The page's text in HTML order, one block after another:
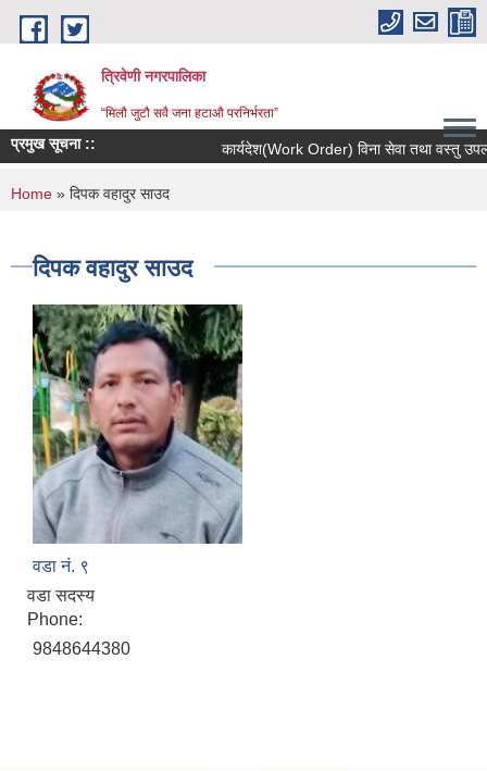
Skip to main content
त्रिवेणी नगरपालिका
“मिलौ जुटौ सवै जना हटाऔ परनिर्भरता”
प्रमुख सूचना :: कार्यदेश(Work Order) विना सेवा तथा वस्तु
You are here
Home » दिपक वहादुर साउद
दिपक वहादुर साउद
वडा नं. ९
वडा सदस्य
Phone:
9848644380